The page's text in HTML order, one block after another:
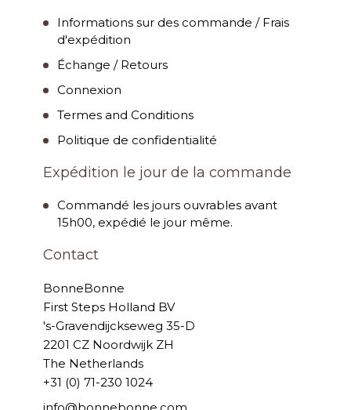
Informations sur des commande / Frais
d'expédition
Échange / Retours
Connexion
Termes and Conditions
Politique de confidentialité
Expédition le jour de la commande
Commandé les jours ouvrables avant
15h00, expédié le jour même.
Contact
BonneBonne
First Steps Holland BV
's-Gravendijckseweg 35-D
2201 CZ Noordwijk ZH
The Netherlands
+31 (0) 71-230 1024